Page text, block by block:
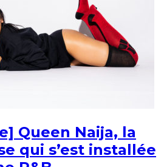
Queen Naija, la
qui s’est installée